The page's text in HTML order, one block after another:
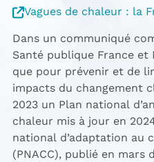
Vagues de chaleur : la
Dans un communiqué
Santé publique France
que pour prévenir et de
impacts du changement
2023 un Plan national
chaleur mis à jour en
national d’adaptation au
(PNACC), publié en mars